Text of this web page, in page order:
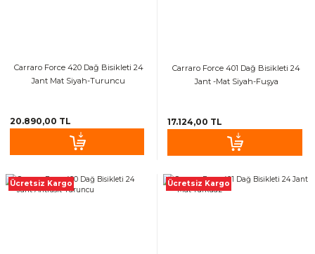
Carraro Force 420 Dağ Bisikleti 24
Jant Mat Siyah-Turuncu
20.890,00 TL
Carraro Force 401 Dağ Bisikleti 24
Jant -Mat Siyah-Fuşya
17.124,00 TL
Ücretsiz Kargo Ücretsiz Kargo